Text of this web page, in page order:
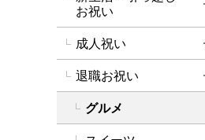
お祝い
成人祝い
退職お祝い
グルメ